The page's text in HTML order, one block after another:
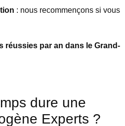
: nous recommençons si vous
réussies par an dans le Grand-
dure une
Experts ?